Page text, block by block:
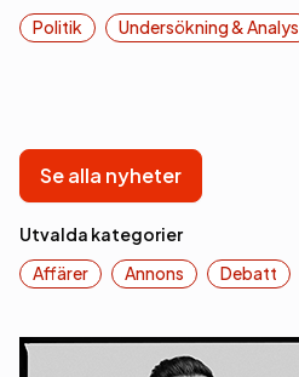
Politik Undersökning & Analys
Se alla nyheter
Utvalda kategorier
Affärer
Annons Debatt